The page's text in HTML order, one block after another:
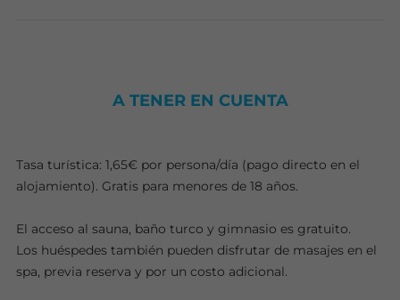
A TENER EN CUENTA
Tasa turística: 1,65€ por persona/día (pago directo en el
alojamiento). Gratis para menores de 18 años.
El acceso al sauna, baño turco y gimnasio es gratuito.
Los huéspedes también pueden disfrutar de masajes en el
spa, previa reserva y por un costo adicional.